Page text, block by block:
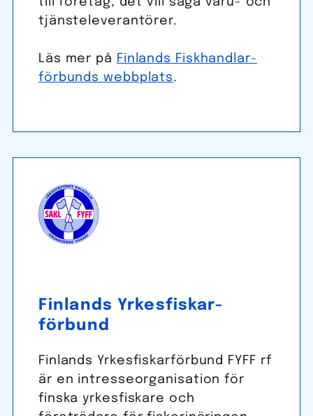
tjänsteleverantörer.
Läs mer på Finlands Fisk­handlar­
förbunds webbplats.
Finlands Yrkes­fiskar­
förbund
Finlands Yrkes­fiskar­förbund FYFF rf
är en intresseorganisation för
finska yrkesfiskare och